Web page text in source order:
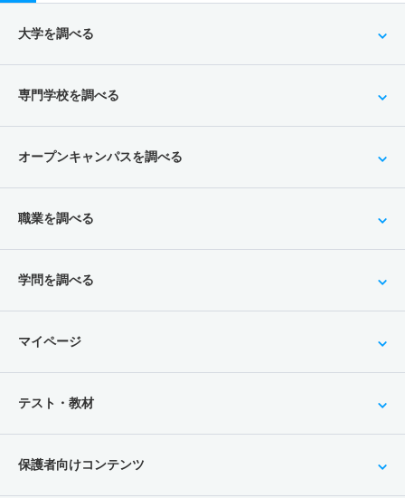
大学を調べる
専門学校を調べる
オープンキャンパスを調べる
職業を調べる
学問を調べる
マイページ
テスト・教材
保護者向けコンテンツ